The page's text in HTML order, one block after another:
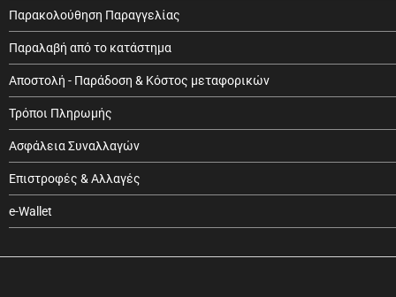
Παρακολούθηση Παραγγελίας
Παραλαβή από το κατάστημα
Αποστολή - Παράδοση & Κόστος μεταφορικών
Τρόποι Πληρωμής
Ασφάλεια Συναλλαγών
Επιστροφές & Αλλαγές
e-Wallet